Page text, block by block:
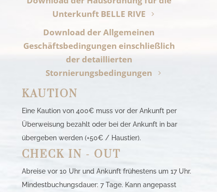
Unterkunft BELLE RIVE
Download der Allgemeinen
Geschäftsbedingungen einschließlich
der detaillierten
Stornierungsbedingungen
KAUTION
Eine Kaution von 400€ muss vor der Ankunft per
Überweisung bezahlt oder bei der Ankunft in bar
übergeben werden (+50€ / Haustier).
CHECK IN - OUT
Abreise vor 10 Uhr und Ankunft frühestens um 17 Uhr.
Mindestbuchungsdauer: 7 Tage. Kann angepasst